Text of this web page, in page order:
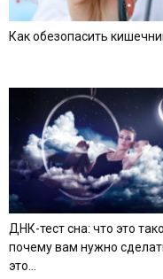
Как обезопасить
ДНК-тест сна: что это
почему вам нужно
это...